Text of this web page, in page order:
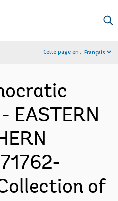
Cette page en : Français
EASTERN
of